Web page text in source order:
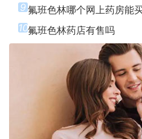
9氟班色林哪个网上药房能
10氟班色林药店有售吗